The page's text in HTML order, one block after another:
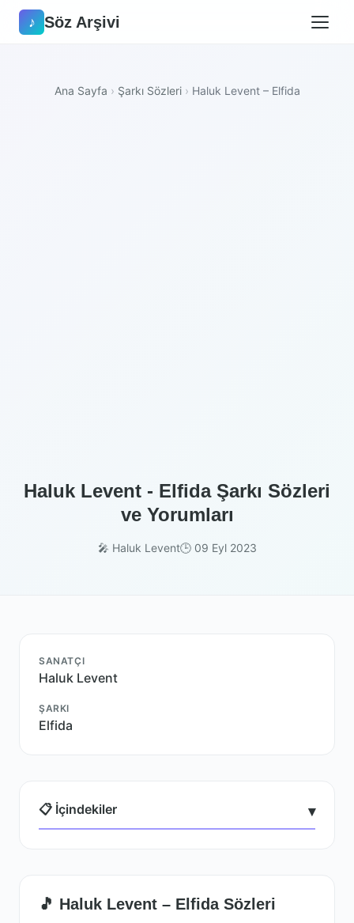
♪ Söz Arşivi
Ana Sayfa › Şarkı Sözleri › Haluk Levent – Elfida
Haluk Levent - Elfida Şarkı Sözleri
ve Yorumları
🎤 Haluk Levent🕒 09 Eyl 2023
SANATÇI
Haluk Levent
ŞARKI
Elfida
📋 İçindekiler ▾
🎵 Haluk Levent – Elfida Sözleri